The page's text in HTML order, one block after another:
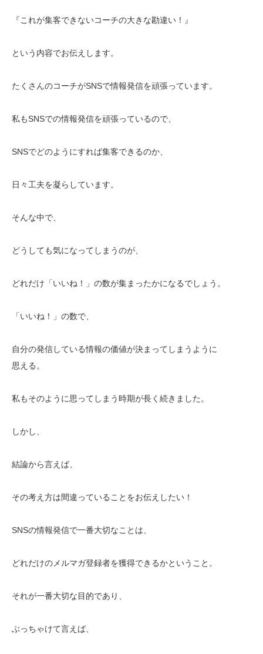
『これが集客できないコーチの大きな勘違い！』
という内容でお伝えします。
たくさんのコーチがSNSで情報発信を頑張っています。
私もSNSでの情報発信を頑張っているので、
SNSでどのようにすれば集客できるのか、
日々工夫を凝らしています。
そんな中で、
どうしても気になってしまうのが、
どれだけ「いいね！」の数が集まったかになるでしょう。
「いいね！」の数で、
自分の発信している情報の価値が決まってしまうように
思える。
私もそのように思ってしまう時期が長く続きました。
しかし、
結論から言えば、
その考え方は間違っていることをお伝えしたい！
SNSの情報発信で一番大切なことは、
どれだけのメルマガ登録者を獲得できるかということ。
それが一番大切な目的であり、
ぶっちゃけて言えば、